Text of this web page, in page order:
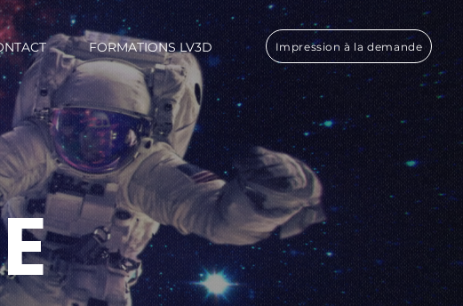
FORMATIONS LV3D Impression à la demande